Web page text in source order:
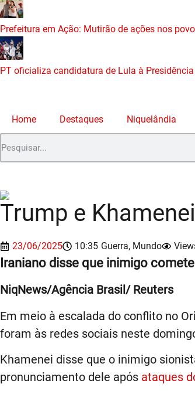
Prefeitura em Ação: Mutirão de ações nos
PT oficializa candidatura de Lula à Presidência
Home Destaques Niquelândia
Trump e
23/06/2025 10:35 Guerra, Mundo
Iraniano disse que inimigo
NiqNews/Agência Brasil/ Reuters
Em meio à escalada do conflito no
foram às redes sociais neste
Khamenei disse que o inimigo
pronunciamento dele após ataques